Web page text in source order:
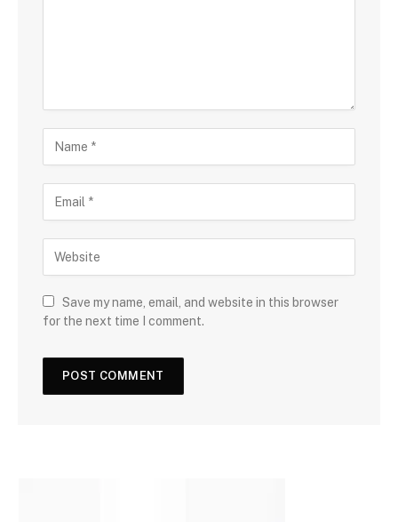
Save my name, email, and website in this browser
for the next time I comment.